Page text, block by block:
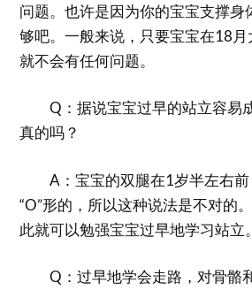
问题。也许是因为你的宝宝支撑身
够吧。一般来说，只要宝宝在18月
就不会有任何问题。
Q：据说宝宝过早的站立容易成
真的吗？
A：宝宝的双腿在1岁半左右前
“O”形的，所以这种说法是不对的
此就可以勉强宝宝过早地学习站立。
Q：过早地学会走路，对骨骼